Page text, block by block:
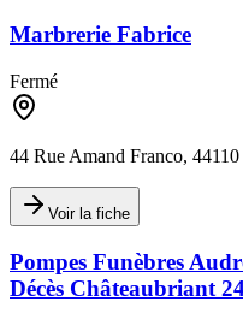
Marbrerie Fabrice
Fermé
44 Rue Amand Franco,
Voir la fiche
Pompes Funèbres
Décès Châteaubriant